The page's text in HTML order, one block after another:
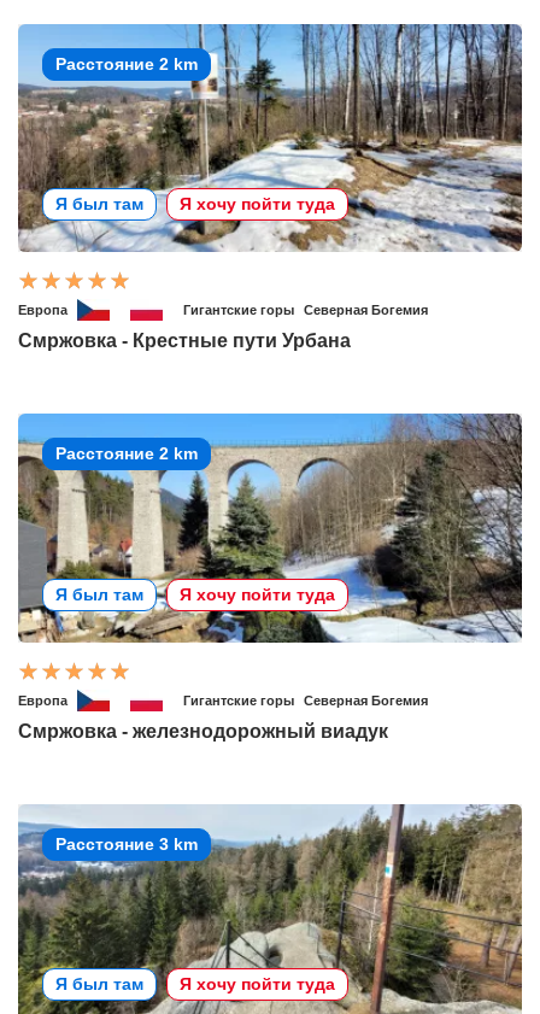
Расстояние 2 km
Я был там Я хочу пойти туда
Европа Гигантские горы Северная Богемия
Смржовка - Крестные пути Урбана
Расстояние 2 km
Я был там Я хочу пойти туда
Европа Гигантские горы Северная Богемия
Смржовка - железнодорожный виадук
Расстояние 3 km
Я был там Я хочу пойти туда